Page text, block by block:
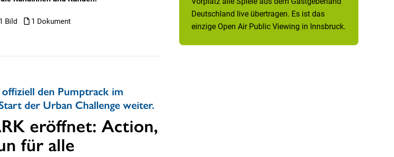
1 Bild 1 Dokument
den Pumptrack im
der Urban Challenge weiter.
eröffnet: Action,
für alle
Deutschland live übertragen. Es ist das
einzige Open Air Public Viewing in Innsbruck.